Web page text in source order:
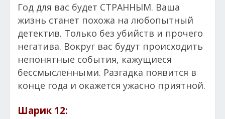
Год для вас будет СТРАННЫМ. Ваша
жизнь станет похожа на любопытный
детектив. Только без убийств и прочего
негатива. Вокруг вас будут происходить
непонятные события, кажущиеся
бессмысленными. Разгадка появится в
конце года и окажется ужасно приятной.
Шарик 12: